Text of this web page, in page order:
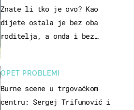
Znate li tko je ovo? Kao
dijete ostala je bez oba
roditelja, a onda i bez
OPET PROBLEMI
Burne scene u trgovačkom
centru: Sergej Trifunović i